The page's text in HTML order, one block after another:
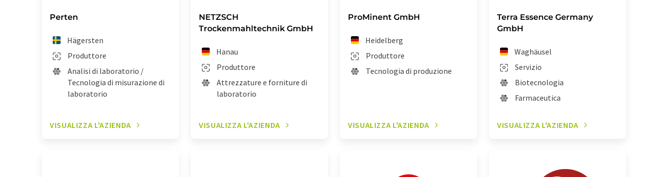
Perten
Hägersten
Produttore
Analisi di laboratorio /
Tecnologia di misurazione di
laboratorio
VISUALIZZA L'AZIENDA
NETZSCH
Trockenmahltechnik GmbH
Hanau
Produttore
Attrezzature e forniture di
laboratorio
VISUALIZZA L'AZIENDA
ProMinent GmbH
Heidelberg
Produttore
Tecnologia di produzione
VISUALIZZA L'AZIENDA
Terra Essence Germany
GmbH
Waghäusel
Servizio
Biotecnologia
Farmaceutica
VISUALIZZA L'AZIENDA